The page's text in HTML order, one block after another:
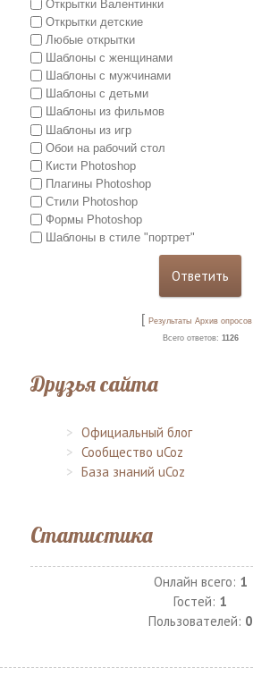
Открытки Валентинки
Открытки детские
Любые открытки
Шаблоны с женщинами
Шаблоны с мужчинами
Шаблоны с детьми
Шаблоны из фильмов
Шаблоны из игр
Обои на рабочий стол
Кисти Photoshop
Плагины Photoshop
Стили Photoshop
Формы Photoshop
Шаблоны в стиле "портрет"
[ Результаты Архив опросов
Всего ответов: 1126
Друзья сайта
Официальный блог
Сообщество uCoz
База знаний uCoz
Статистика
Онлайн всего: 1
Гостей: 1
Пользователей: 0